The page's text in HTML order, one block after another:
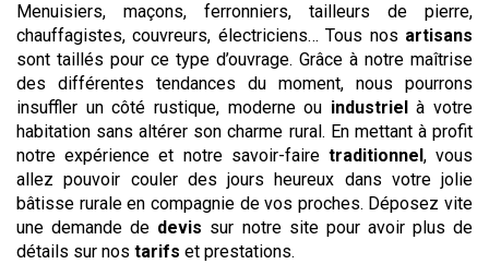
Menuisiers, maçons, ferronniers, tailleurs de pierre,
chauffagistes, couvreurs, électriciens… Tous nos artisans
sont taillés pour ce type d’ouvrage. Grâce à notre maîtrise
des différentes tendances du moment, nous pourrons
insuffler un côté rustique, moderne ou industriel
à votre
habitation sans altérer son charme rural. En mettant à profit
notre expérience et notre savoir-faire traditionnel , vous
allez pouvoir couler des jours heureux dans votre jolie
bâtisse rurale en compagnie de vos proches. Déposez vite
une demande de devis sur notre site pour avoir plus de
détails sur nos tarifs et prestations.